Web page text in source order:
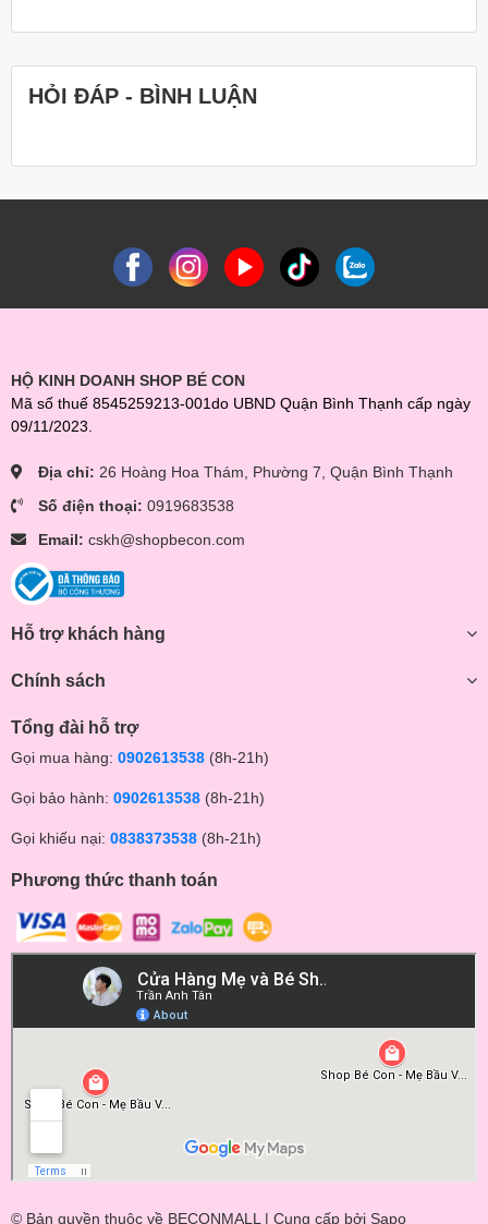
HỎI ĐÁP - BÌNH LUẬN
HỘ KINH DOANH SHOP BÉ CON
Mã số thuế 8545259213-001do UBND Quận Bình Thạnh cấp ngày
09/11/2023.
Địa chỉ: 26 Hoàng Hoa Thám, Phường 7, Quận Bình Thạnh
Số điện thoại: 0919683538
Email: cskh@shopbecon.com
Hỗ trợ khách hàng
Chính sách
Tổng đài hỗ trợ
Gọi mua hàng: 0902613538 (8h-21h)
Gọi bảo hành: 0902613538 (8h-21h)
Gọi khiếu nại: 0838373538 (8h-21h)
Phương thức thanh toán
© Bản quyền thuộc về BECONMALL | Cung cấp bởi Sapo